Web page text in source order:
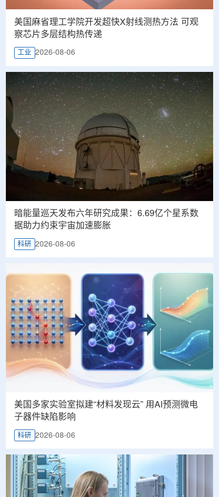
美国麻省理工学院开发超快X射线测热方法 可观
察芯片多层结构热传递
工业 2026-08-06
暗能量巡天发布六年研究成果：6.69亿个星系数
据助力约束宇宙加速膨胀
科研 2026-08-06
美国多家实验室拟建“材料发现云” 用AI预测微电
子器件缺陷影响
科研 2026-08-06